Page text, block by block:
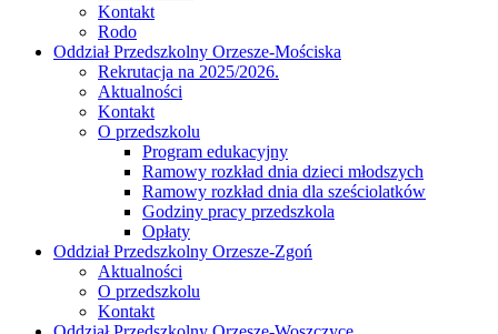
Kontakt
Rodo
Oddział Przedszkolny Orzesze-Mościska
Rekrutacja na 2025/2026.
Aktualności
Kontakt
O przedszkolu
Program edukacyjny
Ramowy rozkład dnia dzieci młodszych
Ramowy rozkład dnia dla sześciolatków
Godziny pracy przedszkola
Opłaty
Oddział Przedszkolny Orzesze-Zgoń
Aktualności
O przedszkolu
Kontakt